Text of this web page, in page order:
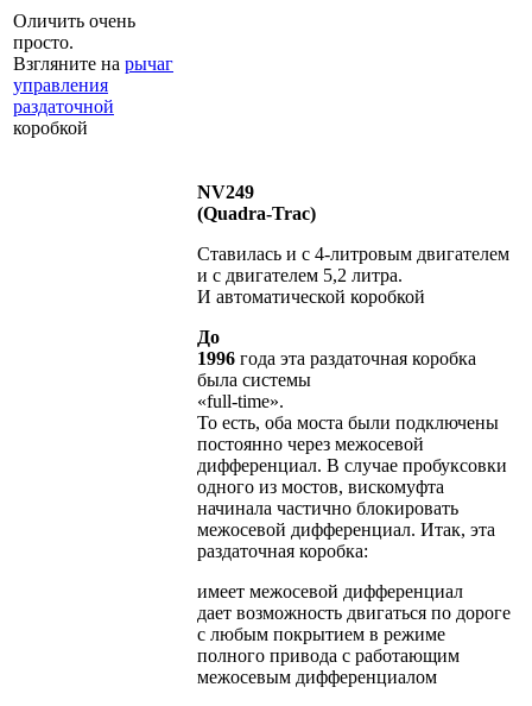
Оличить очень
просто.
Взгляните на рычаг
управления
раздаточной
коробкой
NV249
(Quadra-Trac)
Ставилась и с 4-литровым двигателем
и с двигателем 5,2 литра.
И автоматической коробкой
До
1996 года эта раздаточная коробка
была системы
«full-time».
То есть, оба моста были подключены
постоянно через межосевой
дифференциал. В случае пробуксовки
одного из мостов, вискомуфта
начинала частично блокировать
межосевой дифференциал. Итак, эта
раздаточная коробка:
имеет межосевой дифференциал
дает возможность двигаться по дороге
с любым покрытием в режиме
полного привода с работающим
межосевым дифференциалом